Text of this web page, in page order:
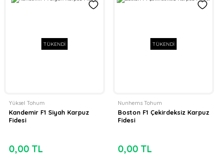
TÜKENDİ
Yüksel Tohum
Kandemir F1 Siyah Karpuz
Fidesi
0,00 TL
TÜKENDİ
Nunhems Tohum
Boston F1 Çekirdeksiz Karpuz
Fidesi
0,00 TL